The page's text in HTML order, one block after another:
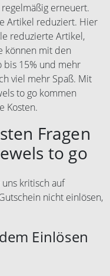
erneuert.
Artikel reduziert. Hier
reduzierte Artikel,
können mit den
bis 15% und mehr
viel mehr Spaß. Mit
to go kommen
Kosten.
Fragen
to go
kritisch auf
nicht einlösen,
Einlösen